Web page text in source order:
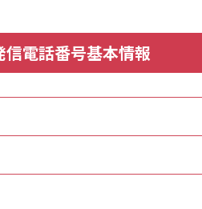
電話番号基本情報